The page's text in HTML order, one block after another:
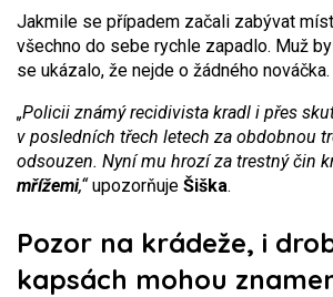
Jakmile se případem začali zabývat
všechno do sebe rychle zapadlo. Muž
se ukázalo, že nejde o žádného nováčka.
„Policii známý recidivista kradl i přes
v posledních třech letech za obdobnou
odsouzen. Nyní mu hrozí za trestný čin
mřížemi,“upozorňuje Šiška.
Pozor na krádeže, i
kapsách mohou